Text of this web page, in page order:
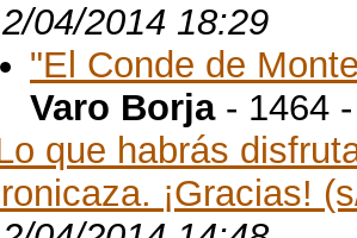
04/2014 18:29
"El Conde de
Varo Borja- 1464
que habrás
¡Gracias!